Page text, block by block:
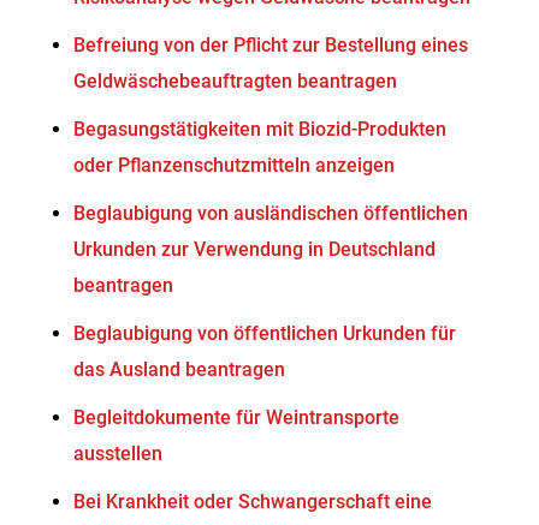
Befreiung von der Pflicht zur Bestellung eines
Geldwäschebeauftragten beantragen
Begasungstätigkeiten mit Biozid-Produkten
oder Pflanzenschutzmitteln anzeigen
Beglaubigung von ausländischen öffentlichen
Urkunden zur Verwendung in Deutschland
beantragen
Beglaubigung von öffentlichen Urkunden für
das Ausland beantragen
Begleitdokumente für Weintransporte
ausstellen
Bei Krankheit oder Schwangerschaft eine